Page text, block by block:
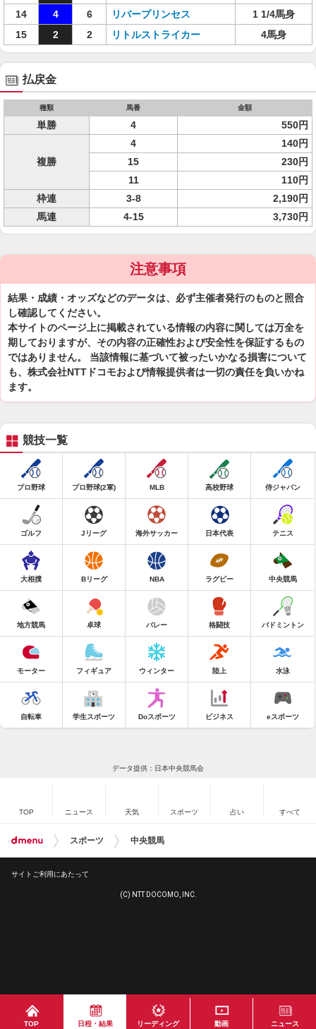
14
4 6 リバープリンセス
1 1/4馬身
15
2 2 リトルストライカー 4馬身
払戻金
種類 馬番 金額
単勝 4 550円
複勝
4
140円
15
230円
11
110円
枠連
3-8
2,190円
馬連
4-15 3,730円
注意事項
結果・成績・オッズなどのデータは、必ず主催者発行のものと照合
し確認してください。
本サイトのページ上に掲載されている情報の内容に関しては万全を
期しておりますが、その内容の正確性および安全性を保証するもの
ではありません。 当該情報に基づいて被ったいかなる損害について
も、株式会社NTTドコモおよび情報提供者は一切の責任を負いかね
ます。
TOP 日程・結果 リーディング 動画 ニュース
競技一覧
プロ野球 プロ野球(2軍) MLB 高校野球 侍ジャパン
ゴルフ Jリーグ 海外サッカー 日本代表 テニス
大相撲 Bリーグ NBA ラグビー 中央競馬
地方競馬 卓球 バレー 格闘技 バドミントン
モーター フィギュア ウィンター 陸上 水泳
自転車 学生スポーツ Doスポーツ ビジネス eスポーツ
データ提供：日本中央競馬会
TOP ニュース 天気 スポーツ 占い すべて
スポーツ 中央競馬
サイトご利用にあたって
(C) NTT DOCOMO, INC.